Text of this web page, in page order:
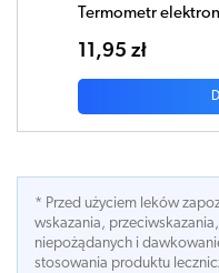
Termometr
11,95 zł
* Przed użyciem leków
wskazania,
niepożądanych i
stosowania produktu